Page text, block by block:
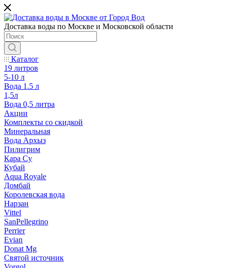
Доставка воды по Москве и Московской области
Каталог
19 литров
5-10 л
Вода 1.5 л
1,5л
Вода 0,5 литра
Акции
Комплекты со скидкой
Минеральная
Вода Архыз
Пилигрим
Кара Су
Кубай
Aqua Royale
Домбай
Королевская вода
Нарзан
Vittel
SanPellegrino
Perrier
Evian
Donat Mg
Святой источник